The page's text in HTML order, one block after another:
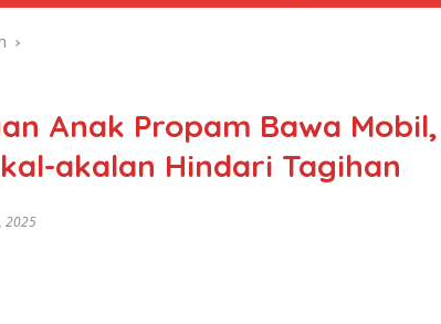
Anak Propam Bawa
akalan Hindari Tagihan
2025